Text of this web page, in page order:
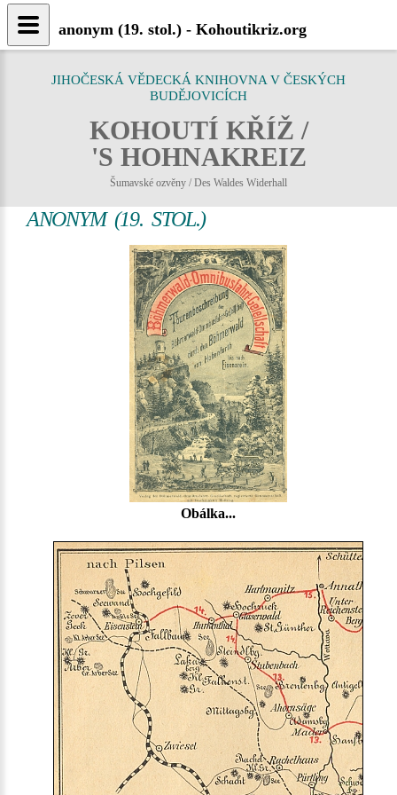
JIHOČESKÁ VĚDECKÁ KNIHOVNA V ČESKÝCH
BUDĚJOVICÍCH
KOHOUTÍ KŘÍŽ /
'S HOHNAKREIZ
Šumavské ozvěny / Des Waldes Widerhall
ANONYM (19. STOL.)
Obálka...
anonym (19. stol.) - Kohoutikriz.org